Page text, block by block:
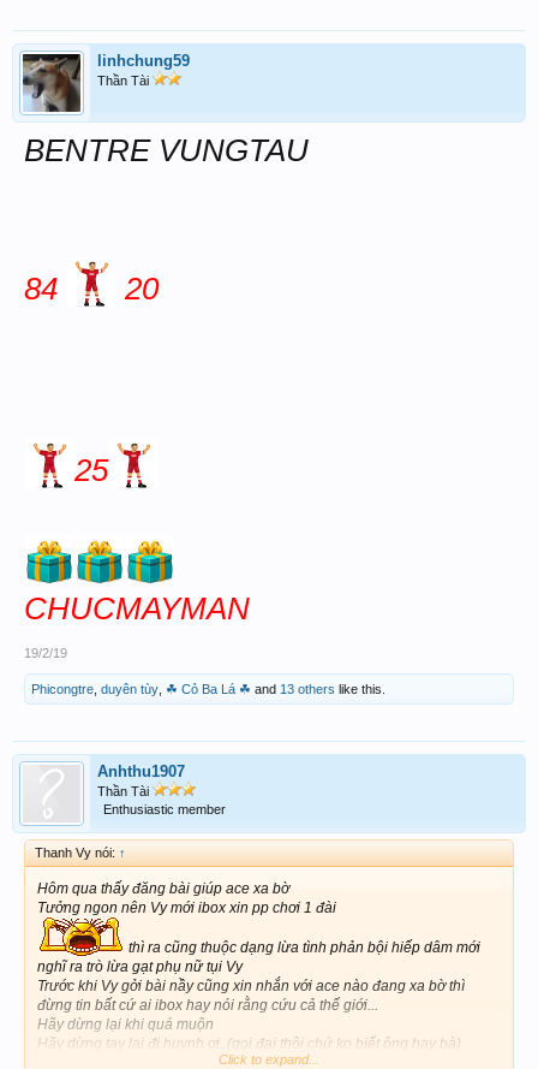
linhchung59
Thần Tài
BENTRE VUNGTAU
84 20
25
CHUCMAYMAN
19/2/19
Phicongtre duyên tùy ☘ Cỏ Ba Lá ☘ and 13 others like this.
Anhthu1907
Thần Tài
Enthusiastic member
Thanh Vy nói: ↑
Hôm qua thấy đăng bài giúp ace xa bờ
Tưởng ngon nên Vy mới ibox xin pp chơi 1 đài
thì ra cũng thuộc dạng lừa tình phản bội hiếp dâm mới
nghĩ ra trò lừa gạt phụ nữ tụi Vy
Trước khi Vy gởi bài nầy cũng xin nhắn với ace nào đang xa bờ thì
đừng tin bất cứ ai ibox hay nói rằng cứu cả thế giới...
Hãy dừng lại khi quá muộn
Hãy dừng tay lại đi huynh ơi..(gọi đại thôi chứ ko biết ông hay bà)
Click to expand...